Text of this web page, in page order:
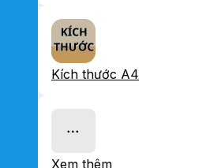
Kích thước A4
Xem thêm